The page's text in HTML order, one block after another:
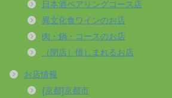
日本酒ペアリングコース店
異文化食ワインのお店
肉・鍋・コースのお店
（閉店）惜しまれるお店
お店情報
[京都]京都市